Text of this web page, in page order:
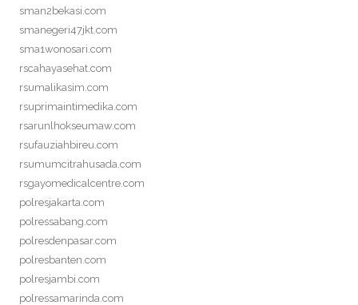
sman2bekasi.com
smanegeri47jkt.com
sma1wonosari.com
rscahayasehat.com
rsumalikasim.com
rsuprimaintimedika.com
rsarunlhokseumaw.com
rsufauziahbireu.com
rsumumcitrahusada.com
rsgayomedicalcentre.com
polresjakarta.com
polressabang.com
polresdenpasar.com
polresbanten.com
polresjambi.com
polressamarinda.com